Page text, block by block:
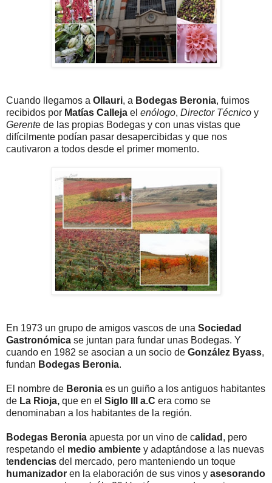
Cuando llegamos a Ollauri, a Bodegas Beronia, fuimos
recibidos por Matías Calleja el enólogo, Director Técnico y
Gerente de las propias Bodegas y con unas vistas que
difícilmente podían pasar desapercibidas y que nos
cautivaron a todos desde el primer momento.
En 1973 un grupo de amigos vascos de una Sociedad
Gastronómica se juntan para fundar unas Bodegas. Y
cuando en 1982 se asocian a un socio de González Byass,
fundan Bodegas Beronia.
El nombre de Beronia es un guiño a los antiguos habitantes
de La Rioja, que en el Siglo III a.C era como se
denominaban a los habitantes de la región.
Bodegas Beronia apuesta por un vino de calidad , pero
respetando el medio ambiente y adaptándose a las nuevas
tendencias del mercado, pero manteniendo un toque
humanizador en la elaboración de sus vinos y asesorando